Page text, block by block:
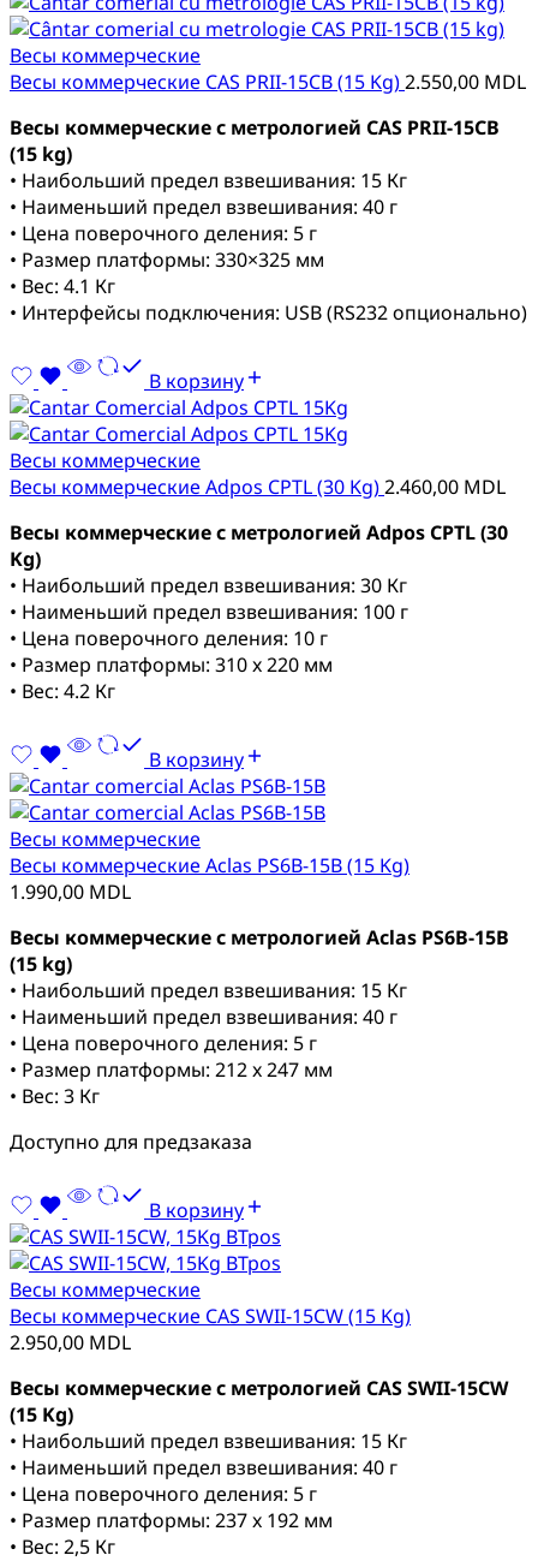
Весы коммерческие
Весы коммерческие CAS PRII-15CB (15 Kg)2.550,00 MDL
Весы коммерческие с метрологией CAS PRII-15CB
(15 kg)
• Наибольший предел взвешивания: 15 Кг
• Наименьший предел взвешивания: 40 г
• Цена поверочного деления: 5 г
• Размер платформы: 330×325 мм
• Вес: 4.1 Кг
• Интерфейсы подключения: USB (RS232 опционально)
В корзину
Весы коммерческие
Весы коммерческие Adpos CPTL (30 Kg)2.460,00 MDL
Весы коммерческие с метрологией Adpos CPTL (30
Kg)
• Наибольший предел взвешивания: 30 Кг
• Наименьший предел взвешивания: 100 г
• Цена поверочного деления: 10 г
• Размер платформы: 310 x 220 мм
• Вес: 4.2 Кг
В корзину
Весы коммерческие
Весы коммерческие Aclas PS6B-15B (15 Kg)
1.990,00 MDL
Весы коммерческие с метрологией Aclas PS6B-15B
(15 kg)
• Наибольший предел взвешивания: 15 Кг
• Наименьший предел взвешивания: 40 г
• Цена поверочного деления: 5 г
• Размер платформы: 212 x 247 мм
• Вес: 3 Кг
Доступно для предзаказа
В корзину
Весы коммерческие
Весы коммерческие CAS SWII-15CW (15 Kg)
2.950,00 MDL
Весы коммерческие с метрологией CAS SWII-15CW
(15 Kg)
• Наибольший предел взвешивания: 15 Кг
• Наименьший предел взвешивания: 40 г
• Цена поверочного деления: 5 г
• Размер платформы: 237 x 192 мм
• Вес: 2,5 Кг